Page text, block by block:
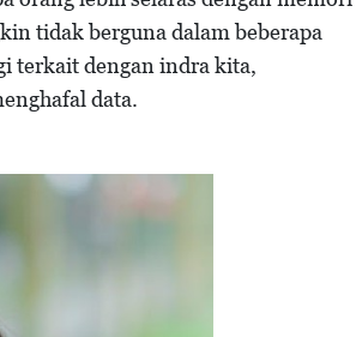
tidak berguna dalam beberapa
terkait dengan indra kita,
data.